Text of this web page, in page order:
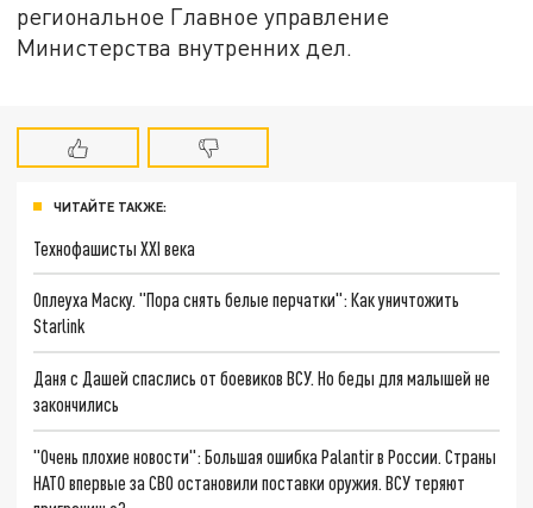
региональное Главное управление
Министерства внутренних дел.
ЧИТАЙТЕ ТАКЖЕ:
Технофашисты XXI века
Оплеуха Маску. "Пора снять белые перчатки": Как уничтожить
Starlink
Даня с Дашей спаслись от боевиков ВСУ. Но беды для малышей не
закончились
"Очень плохие новости": Большая ошибка Palantir в России. Страны
НАТО впервые за СВО остановили поставки оружия. ВСУ теряют